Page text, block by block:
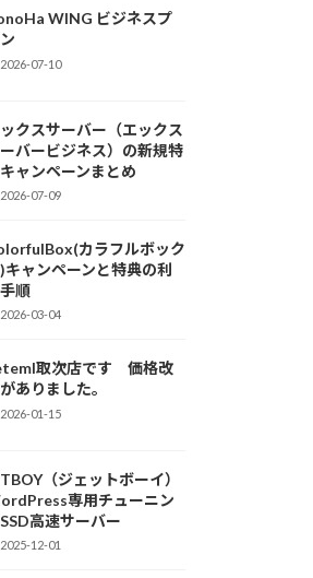
WING ビジネスプ
2026-07-10
クスサーバー（エックス
バービジネス）の新規特
ャンペーンまとめ
2026-07-09
カラフルボック
キャンペーンと特典の利
順
2026-03-04
取次店です 価格改
ありました。
2026-01-15
（ジェットボーイ）
専用チューニン
高速サーバー
2025-12-01